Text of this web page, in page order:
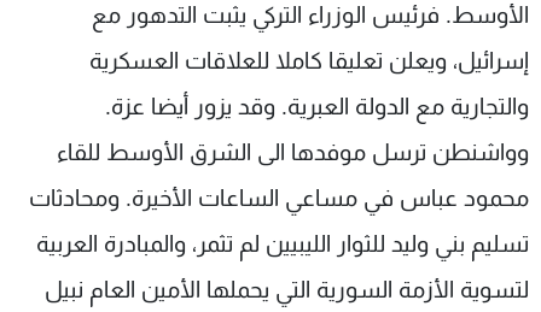
الأوسط. فرئيس الوزراء التركي يثبت التدهور مع
إسرائيل، ويعلن تعليقا كاملا للعلاقات العسكرية
والتجارية مع الدولة العبرية. وقد يزور أيضا عزة.
وواشنطن ترسل موفدها الى الشرق الأوسط للقاء
محمود عباس في مساعي الساعات الأخيرة. ومحادثات
تسليم بني وليد للثوار الليبيين لم تثمر، والمبادرة العربية
لتسوية الأزمة السورية التي يحملها الأمين العام نبيل